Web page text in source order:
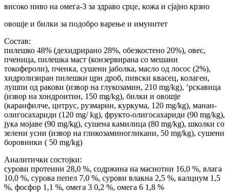
високо ниво на омега-3 за здраво срце, кожа и сјајно крзно
овошје и билки за подобро варење и имунитет
Состав:
пилешко 48% (дехидрирано 28%, обезкостено 20%), овес,
пченица, пилешка маст (конзервирана со мешани
токофероли), пченка, сушени јаболка, масло од лосос (2%),
хидролизиран пилешки црн дроб, пивски квасец, колаген,
лушпи од ракови (извор на глукозамин, 210 mg/kg), ‘рскавица
(извор на хондроитин, 150 mg/kg), билки и овошје
(каранфилче, цитрус, рузмарин, куркума, 120 mg/kg), манан-
олигосахариди (120 mg/ kg), фрукто-олигосахариди (90 mg/kg),
јука мојаве (90 mg/kg), сушена камилица (80 mg/kg), школки со
зелени усни (извор на гликозаминогликани, 50 mg/kg), сушени
боровинки ( 50 mg/kg)
Аналитички состојки:
сурови протеини 28,0 %, содржина на маснотии 16,0 %, влага
10,0 %, сурова пепел 7,0 %, сурови влакна 2,5 %, калциум 1,5
%, фосфор 1,1 %, омега 3 0,2 %, омега 6 1,8 %